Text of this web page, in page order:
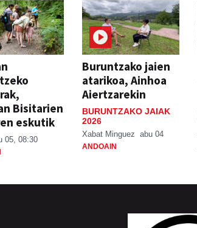
Bisitarien
eskutik
05, 08:30
Buruntzako jaien
atarikoa, Ainhoa
Aiertzarekin
BURUNTZAKO JAIAK
2026
Xabat Minguez abu 04
ANDOAIN